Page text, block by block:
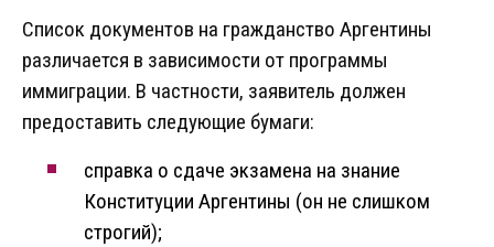
Список документов на гражданство Аргентины
различается в зависимости от программы
иммиграции. В частности, заявитель должен
предоставить следующие бумаги:
справка о сдаче экзамена на знание
Конституции Аргентины (он не слишком
строгий);